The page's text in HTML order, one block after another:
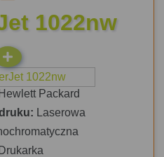
1022nw
Hewlett Packard
Laserowa
Drukarka